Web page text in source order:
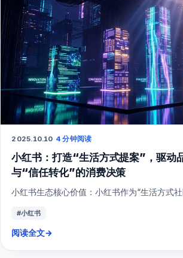
2025.10.10·4 分钟阅读
小红书：打造“生活方式提案”，驱动
与“信任转化”的消费决策
小红书生态核心价值：小红书作为“生活方式社
#小红书
阅读全文→